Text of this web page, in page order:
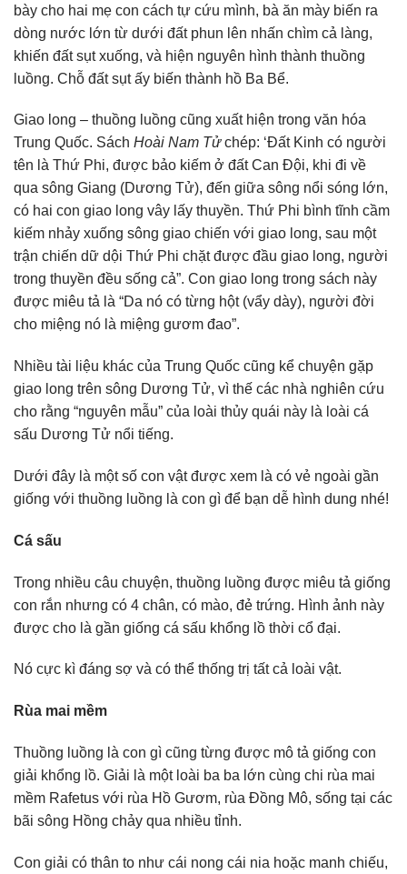
bày cho hai mẹ con cách tự cứu mình, bà ăn mày biến ra
dòng nước lớn từ dưới đất phun lên nhấn chìm cả làng,
khiến đất sụt xuống, và hiện nguyên hình thành thuồng
luồng. Chỗ đất sụt ấy biến thành hồ Ba Bể.
Giao long – thuồng luồng cũng xuất hiện trong văn hóa
Trung Quốc. Sách Hoài Nam Tửchép: ‘Đất Kinh có người
tên là Thứ Phi, được bảo kiếm ở đất Can Đội, khi đi về
qua sông Giang (Dương Tử), đến giữa sông nổi sóng lớn,
có hai con giao long vây lấy thuyền. Thứ Phi bình tĩnh cầm
kiếm nhảy xuống sông giao chiến với giao long, sau một
trận chiến dữ dội Thứ Phi chặt được đầu giao long, người
trong thuyền đều sống cả”. Con giao long trong sách này
được miêu tả là “Da nó có từng hột (vẩy dày), người đời
cho miệng nó là miệng gươm đao”.
Nhiều tài liệu khác của Trung Quốc cũng kể chuyện gặp
giao long trên sông Dương Tử, vì thế các nhà nghiên cứu
cho rằng “nguyên mẫu” của loài thủy quái này là loài cá
sấu Dương Tử nổi tiếng.
Dưới đây là một số con vật được xem là có vẻ ngoài gần
giống với thuồng luồng là con gì để bạn dễ hình dung nhé!
Cá sấu
Trong nhiều câu chuyện, thuồng luồng được miêu tả giống
con rắn nhưng có 4 chân, có mào, đẻ trứng. Hình ảnh này
được cho là gần giống cá sấu khổng lồ thời cổ đại.
Nó cực kì đáng sợ và có thể thống trị tất cả loài vật.
Rùa mai mềm
Thuồng luồng là con gì cũng từng được mô tả giống con
giải khổng lồ. Giải là một loài ba ba lớn cùng chi rùa mai
mềm Rafetus với rùa Hồ Gươm, rùa Đồng Mô, sống tại các
bãi sông Hồng chảy qua nhiều tỉnh.
Con giải có thân to như cái nong cái nia hoặc manh chiếu,